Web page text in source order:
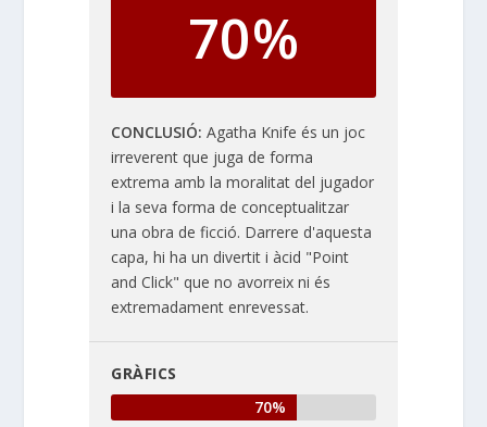
70%
CONCLUSIÓ Agatha Knife és un joc
irreverent que juga de forma
extrema amb la moralitat del jugador
i la seva forma de conceptualitzar
una obra de ficció. Darrere d'aquesta
capa, hi ha un divertit i àcid "Point
and Click" que no avorreix ni és
extremadament enrevessat.
GRÀFICS
70%